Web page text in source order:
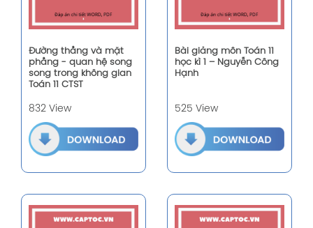
Đường thẳng và mặt
phẳng - quan hệ song
song trong không gian
Toán 11 CTST
832 View
Bài giảng môn Toán 11
học kì 1 – Nguyễn Công
Hạnh
525 View